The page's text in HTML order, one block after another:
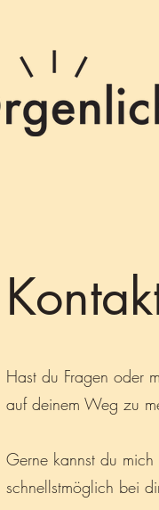
Hast du Fragen oder
auf deinem Weg zu
Gerne kannst du
schnellstmöglich bei